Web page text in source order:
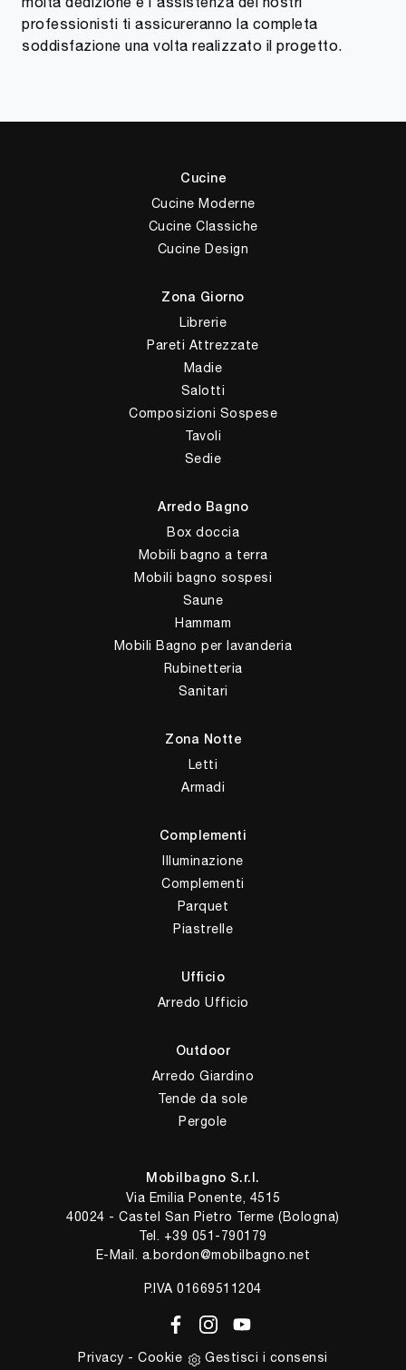
professionisti ti assicureranno la completa
soddisfazione una volta realizzato il progetto.
Cucine
Cucine Moderne
Cucine Classiche
Cucine Design
Zona Giorno
Librerie
Pareti Attrezzate
Madie
Salotti
Composizioni Sospese
Tavoli
Sedie
Arredo Bagno
Box doccia
Mobili bagno a terra
Mobili bagno sospesi
Saune
Hammam
Mobili Bagno per lavanderia
Rubinetteria
Sanitari
Zona Notte
Letti
Armadi
Complementi
Illuminazione
Complementi
Parquet
Piastrelle
Ufficio
Arredo Ufficio
Outdoor
Arredo Giardino
Tende da sole
Pergole
Mobilbagno S.r.l.
Via Emilia Ponente, 4515
40024 - Castel San Pietro Terme (Bologna)
Tel. +39 051-790179
E-Mail. a.bordon@mobilbagno.net
P.IVA 01669511204
Privacy -Cookie Gestisci i consensi